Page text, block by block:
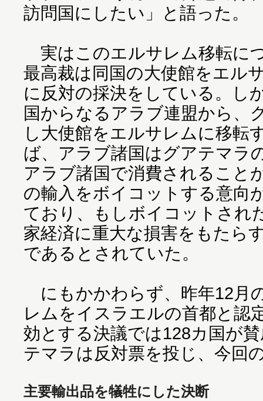
訪問国にしたい」と語った。
実はこのエルサレム移転に
最高裁は同国の大使館をエル
に反対の採決をしている。し
国からなるアラブ連盟から、
し大使館をエルサレムに移転
ば、アラブ諸国はグアテマラ
アラブ諸国で消費されること
の輸入をボイコットする意向
ており、もしボイコットされ
家経済に重大な損害をもたら
であるとされていた。
にもかかわらず、昨年12月
レムをイスラエルの首都と認
効とする決議では128カ国が
テマラは反対票を投じ、今回
主要輸出品を犠牲にした決断